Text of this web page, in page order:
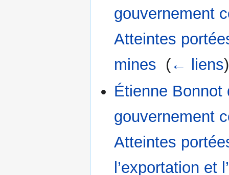
gouvernement
Atteintes
mines (← liens)
Étienne Bonnot
gouvernement
Atteintes
l’exportation et